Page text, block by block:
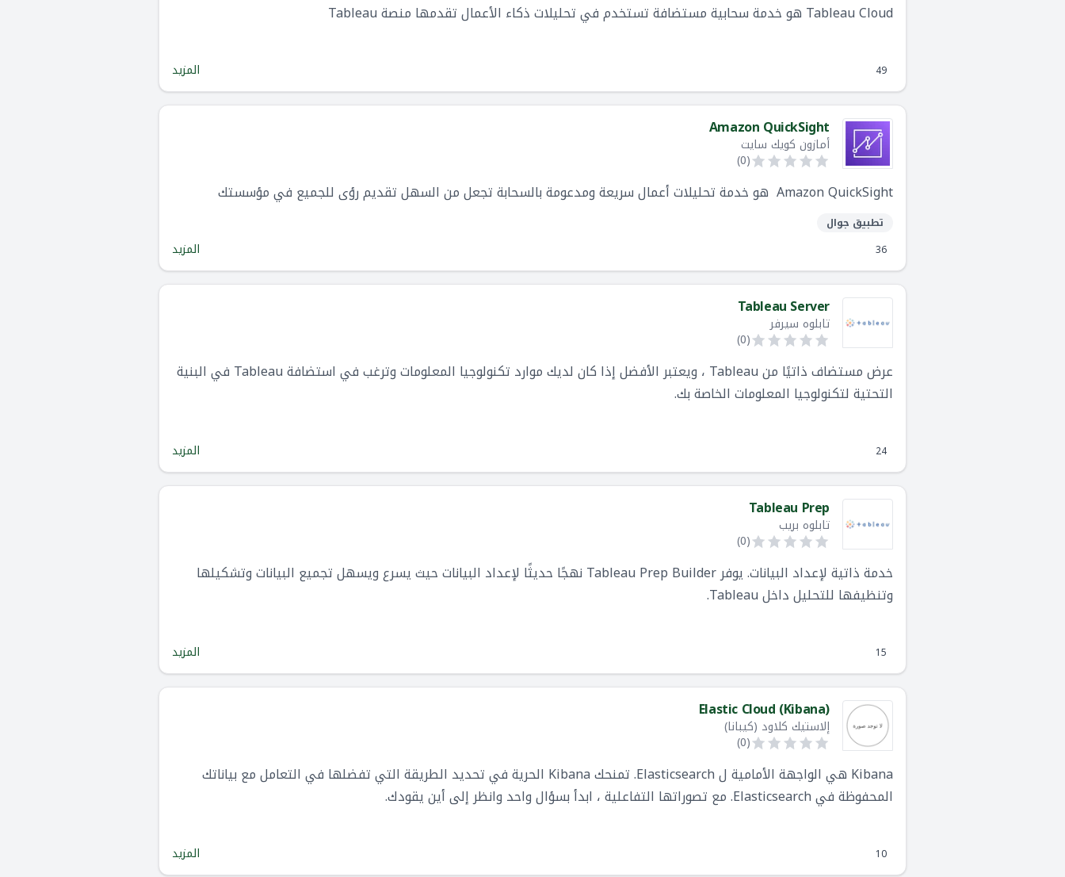
Tableau Cloud هو خدمة سحابية مستضافة تستخدم في تحليلات ذكاء الأعمال تقدمها منصة Tableau
49 المزيد
Amazon QuickSight
أمازون كويك سايت
(
0
)
Amazon QuickSight هو خدمة تحليلات أعمال سريعة ومدعومة بالسحابة تجعل من السهل تقديم رؤى للجميع في مؤسستك
تطبيق جوال
36
المزيد
Tableau Server
تابلوه سيرفر
(
0
)
عرض مستضاف ذاتيًا من Tableau ، ويعتبر الأفضل إذا كان لديك موارد تكنولوجيا المعلومات وترغب في استضافة Tableau في البنية
التحتية لتكنولوجيا المعلومات الخاصة بك.
24 المزيد
Tableau Prep
تابلوه بريب
(
0
)
خدمة ذاتية لإعداد البيانات. يوفر Tableau Prep Builder نهجًا حديثًا لإعداد البيانات حيث يسرع ويسهل تجميع البيانات وتشكيلها
وتنظيفها للتحليل داخل Tableau.
15 المزيد
Elastic Cloud (Kibana)
إلاستيك كلاود (كيبانا)
(
0
)
Kibana هي الواجهة الأمامية ل Elasticsearch. تمنحك Kibana الحرية في تحديد الطريقة التي تفضلها في التعامل مع بياناتك
المحفوظة في Elasticsearch. مع تصوراتها التفاعلية ، ابدأ بسؤال واحد وانظر إلى أين يقودك.
10 المزيد